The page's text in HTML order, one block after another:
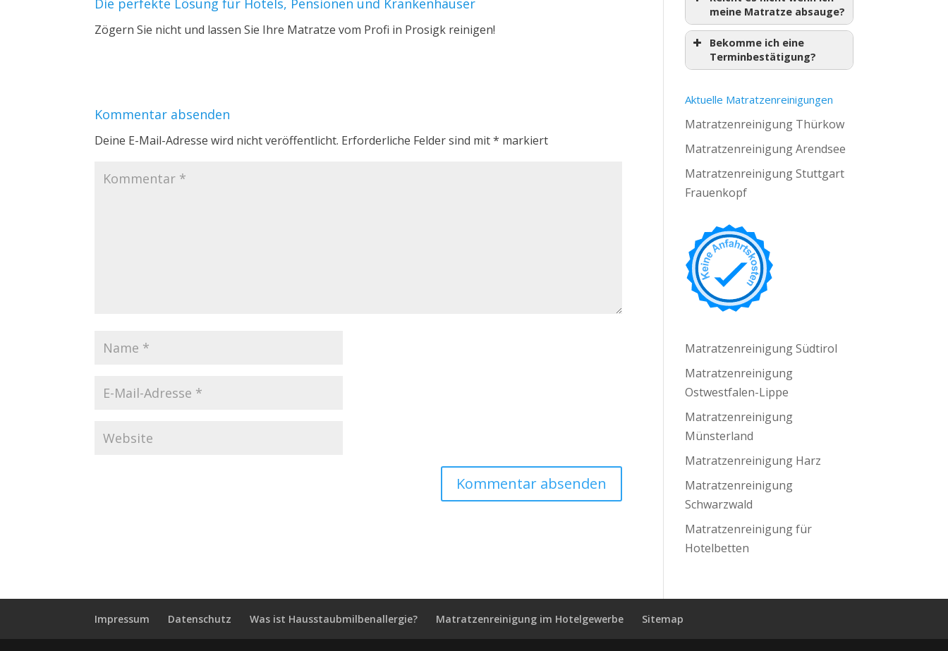
Die perfekte Lösung für Hotels, Pensionen und Krankenhäuser
Zögern Sie nicht und lassen Sie Ihre Matratze vom Profi in Prosigk reinigen!
Kommentar absenden
Deine E-Mail-Adresse wird nicht veröffentlicht. Erforderliche Felder sind mit* markiert
meine Matratze absauge?
Bekomme ich eine
Terminbestätigung?
Aktuelle Matratzenreinigungen
Matratzenreinigung Thürkow
Matratzenreinigung Arendsee
Matratzenreinigung Stuttgart
Frauenkopf
Matratzenreinigung Südtirol
Matratzenreinigung
Ostwestfalen-Lippe
Matratzenreinigung
Münsterland
Matratzenreinigung Harz
Matratzenreinigung
Schwarzwald
Matratzenreinigung für
Hotelbetten
Impressum Datenschutz Was ist Hausstaubmilbenallergie? Matratzenreinigung im Hotelgewerbe Sitemap